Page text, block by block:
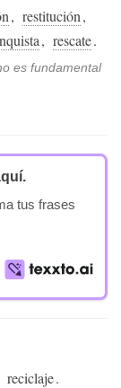
, restitución,
, rescate.
es fundamental
tus frases
reciclaje.